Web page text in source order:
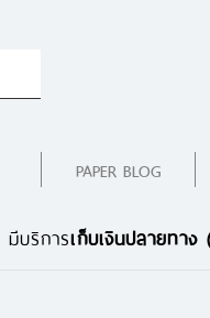
PAPER BLOG
มีบริการเก็บเงินปลายทาง